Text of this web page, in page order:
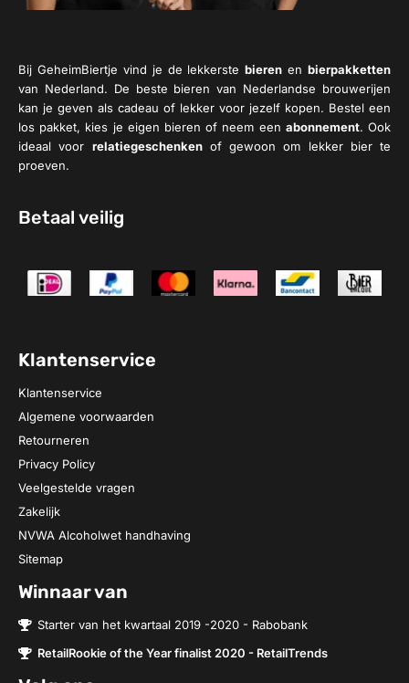
Bij GeheimBiertje vind je de lekkerstebieren en bierpakketten
van Nederland. De beste bieren van Nederlandse brouwerijen
kan je geven als cadeau of lekker voor jezelf kopen. Bestel een
los pakket, kies je eigen bieren of neem een abonnement. Ook
ideaal voor relatiegeschenkenof gewoon om lekker bier te
proeven.
Betaal veilig
Klantenservice
Klantenservice
Algemene voorwaarden
Retourneren
Privacy Policy
Veelgestelde vragen
Zakelijk
NVWA Alcoholwet handhaving
Sitemap
Winnaar van
Starter van het kwartaal 2019 -2020 - Rabobank
RetailRookie of the Year finalist 2020 - RetailTrends